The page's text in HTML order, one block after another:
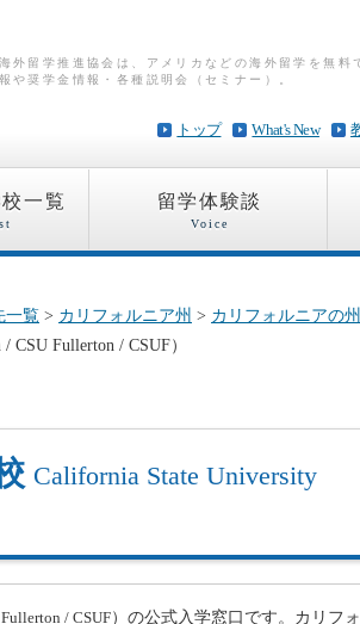
海外留学推進協会は、アメリカなどの海外留学を無
報や奨学金情報・各種説明会（セミナー）。
What's New
トップ
一覧 留学体験談
Voice
一覧 > カリフォルニア州 > カリフォルニアの
Fullerton / CSUF）
California State University
/ CSUF）の公式入学窓口です。カリフォ